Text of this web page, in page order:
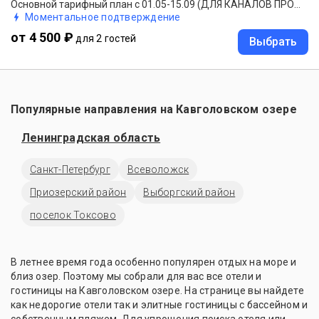
Основной тарифный план с 01.05-15.09 (ДЛЯ КАНАЛОВ ПРОДАЖ).
Моментальное подтверждение
от 4 500 ₽ для 2 гостей Выбрать
Популярные направления на Кавголовском озере
Ленинградская область
Санкт-Петербург
Всеволожск
Приозерский район
Выборгский район
поселок Токсово
В летнее время года особенно популярен отдых на море и
близ озер. Поэтому мы собрали для вас все отели и
гостиницы на Кавголовском озере. На странице вы найдете
как недорогие отели так и элитные гостиницы с бассейном и